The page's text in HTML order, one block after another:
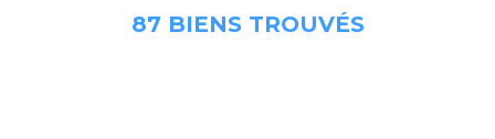
87 BIENS TROUVÉS